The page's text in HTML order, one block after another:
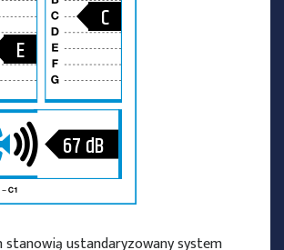
E
C
67dB
stanowią ustandaryzowany system